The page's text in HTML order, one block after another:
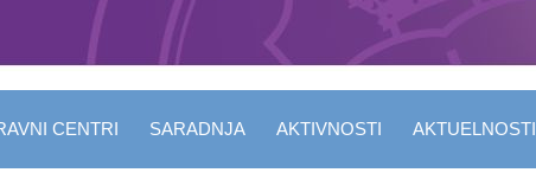
CENTRI SARADNJA AKTIVNOSTI AKTUELNOSTI